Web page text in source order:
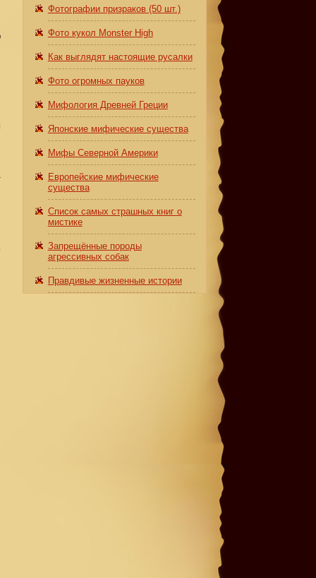
Фотографии призраков (50 шт.)
Фото кукол Monster High
Как выглядят настоящие русалки
Фото огромных пауков
Мифология Древней Греции
Японские мифические существа
Мифы Северной Америки
Европейские мифические
существа
Список самых страшных книг о
мистике
Запрещённые породы
агрессивных собак
Правдивые жизненные истории